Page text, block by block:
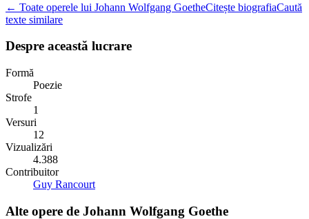
← Toate operele lui Johann Wolfgang GoetheCitește biografiaCaută
texte similare
Despre această lucrare
Formă
Poezie
Strofe
1
Versuri
12
Vizualizări
4.388
Contribuitor
Guy Rancourt
Alte opere de Johann Wolfgang Goethe